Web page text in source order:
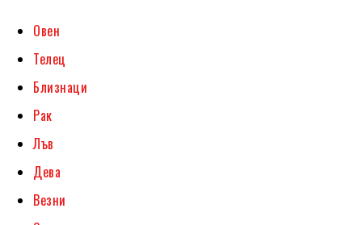
Овен
Телец
Близнаци
Рак
Лъв
Дева
Везни